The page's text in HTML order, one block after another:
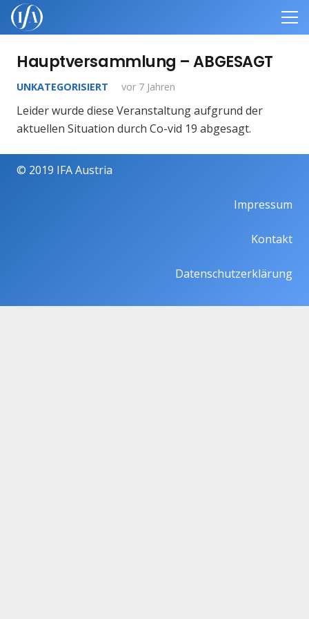
Hauptversammlung – ABGESAGT
UNKATEGORISIERT vor 7 Jahren
Leider wurde diese Veranstaltung aufgrund der
aktuellen Situation durch Co-vid 19 abgesagt.
© 2019 IFA Austria
Impressum
Kontakt
Datenschutzerklärung